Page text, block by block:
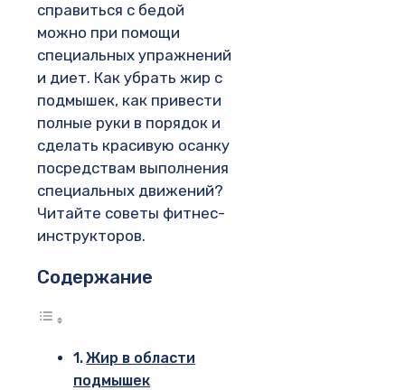
справиться с бедой
можно при помощи
специальных упражнений
и диет. Как убрать жир с
подмышек, как привести
полные руки в порядок и
сделать красивую осанку
посредствам выполнения
специальных движений?
Читайте советы фитнес-
инструкторов.
Содержание
Жир в области
подмышек